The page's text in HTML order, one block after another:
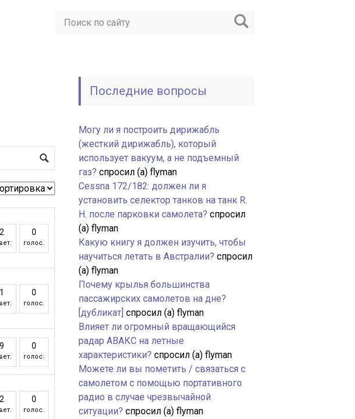
2 0
голос.
1 0
голос.
9 0
голос.
2 0
голос.
Последние вопросы
Могу ли я построить дирижабль
(жесткий дирижабль), который
использует вакуум, а не подъемный
газ? спросил (а) flyman
Cessna 172/182: должен ли я
установить селектор танков на танк R.
H. после парковки самолета? спросил
(а) flyman
Какую книгу я должен изучить, чтобы
научиться летать в Австралии? спросил
(а) flyman
Почему крылья большинства
пассажирских самолетов на дне?
[дубликат] спросил (а) flyman
Влияет ли огромный вращающийся
радар АВАКС на летные
характеристики? спросил (а) flyman
Можете ли вы пометить / связаться с
самолетом с помощью портативного
радио в случае чрезвычайной
ситуации? спросил (а) flyman